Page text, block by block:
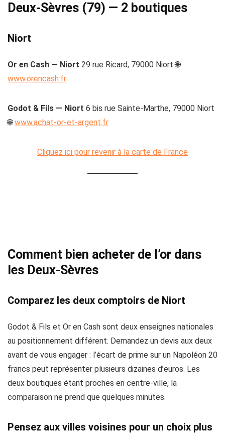
Deux-Sèvres (79) — 2 boutiques
Niort
Or en Cash — Niort 29 rue Ricard, 79000 Niort 🌐
www.orencash.fr
Godot & Fils — Niort 6 bis rue Sainte-Marthe, 79000 Niort
🌐www.achat-or-et-argent.fr
Cliquez ici pour revenir à la carte de France
Comment bien acheter de l’or dans
les Deux-Sèvres
Comparez les deux comptoirs de Niort
Godot & Fils et Or en Cash sont deux enseignes nationales
au positionnement différent. Demandez un devis aux deux
avant de vous engager : l’écart de prime sur un Napoléon 20
francs peut représenter plusieurs dizaines d’euros. Les
deux boutiques étant proches en centre-ville, la
comparaison ne prend que quelques minutes.
Pensez aux villes voisines pour un choix plus